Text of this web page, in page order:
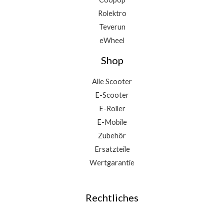
Rolektro
Teverun
eWheel
Shop
Alle Scooter
E-Scooter
E-Roller
E-Mobile
Zubehör
Ersatzteile
Wertgarantie
Rechtliches